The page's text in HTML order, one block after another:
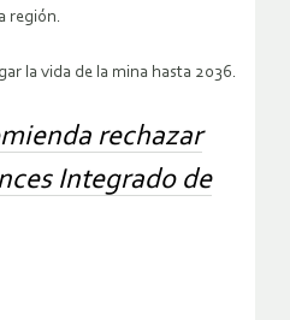
región.
la vida de la mina hasta 2036.
rechazar
Integrado de